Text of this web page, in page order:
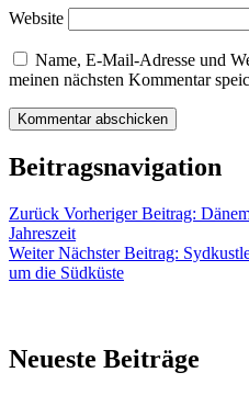
Website
Name, E-Mail-Adresse und
meinen nächsten Kommentar
Beitragsnavigation
Zurück Vorheriger Beitrag:
Jahreszeit
Weiter Nächster Beitrag:
um die Südküste
Neueste Beiträge